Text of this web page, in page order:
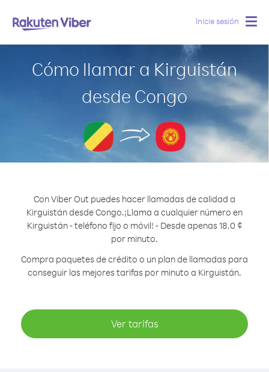
Inicie sesión
Cómo llamar a Kirguistán
desde Congo
Con Viber Out puedes hacer llamadas de calidad a
Kirguistán desde Congo.¡Llama a cualquier número en
Kirguistán - teléfono fijo o móvil! - Desde apenas 18.0 ¢
por minuto.
Compra paquetes de crédito o un plan de llamadas para
conseguir las mejores tarifas por minuto a Kirguistán.
Ver tarifas